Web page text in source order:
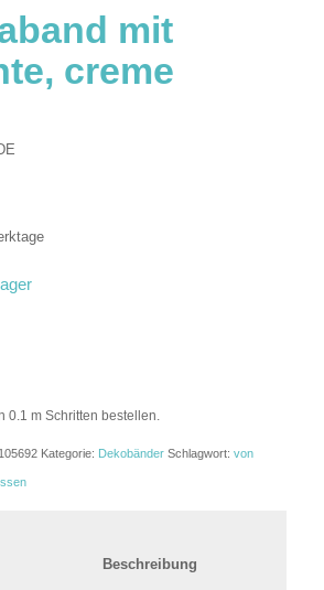
mit
creme
0.1 m Schritten bestellen.
Kategorie: Dekobänder Schlagwort: von